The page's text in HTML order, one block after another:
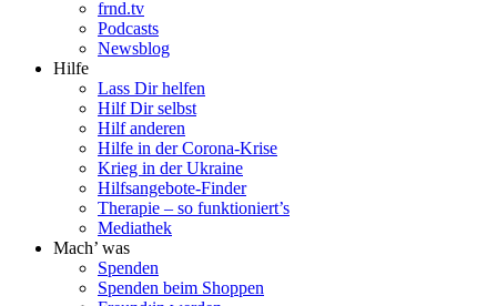
frnd.tv
Podcasts
Newsblog
Hilfe
Lass Dir helfen
Hilf Dir selbst
Hilf anderen
Hilfe in der Corona-Krise
Krieg in der Ukraine
Hilfsangebote-Finder
Therapie – so funktioniert’s
Mediathek
Mach’ was
Spenden
Spenden beim Shoppen